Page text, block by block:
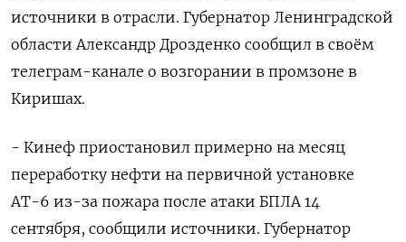
источники в отрасли. Губернатор Ленинградской
области Александр Дрозденко сообщил в своём
телеграм-канале о возгорании в промзоне в
Киришах.
- Кинеф приостановил примерно на месяц
переработку нефти на первичной установке
АТ-6 из-за пожара после атаки БПЛА 14
сентября, сообщили источники. Губернатор